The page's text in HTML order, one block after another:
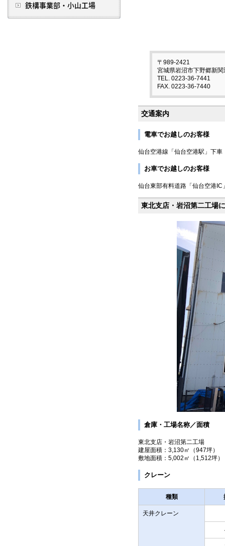
〒989-2421
宮城県岩沼市下野郷新
TEL. 0223-36-7441
FAX. 0223-36-7440
交通案内
電車でお越しのお客様
仙台空港線「仙台空港駅」下車
お車でお越しのお客様
仙台東部有料道路「仙台空港IC
東北支店・岩沼第二工場
倉庫・工場名称／面積
東北支店・岩沼第二工場
建屋面積：3,130㎡（947坪）
敷地面積：5,002㎡（1,512坪）
クレーン
種類
天井クレーン